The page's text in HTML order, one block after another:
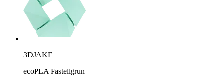
3DJAKE
ecoPLA Pastellgrün